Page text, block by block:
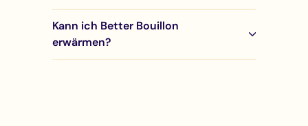
Kann ich Better Bouillon
erwärmen?